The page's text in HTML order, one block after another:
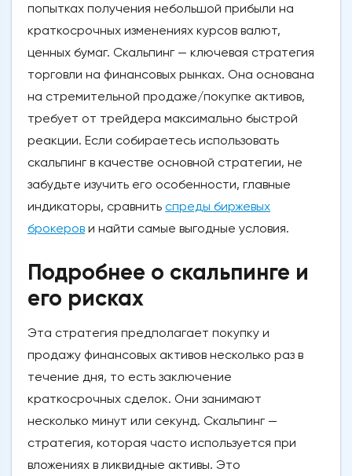
попытках получения небольшой прибыли на
краткосрочных изменениях курсов валют,
ценных бумаг. Скальпинг — ключевая стратегия
торговли на финансовых рынках. Она основана
на стремительной продаже/покупке активов,
требует от трейдера максимально быстрой
реакции. Если собираетесь использовать
скальпинг в качестве основной стратегии, не
забудьте изучить его особенности, главные
индикаторы, сравнить спреды биржевых
брокеров и найти самые выгодные условия.
Подробнее о скальпинге и
его рисках
Эта стратегия предполагает покупку и
продажу финансовых активов несколько раз в
течение дня, то есть заключение
краткосрочных сделок. Они занимают
несколько минут или секунд. Скальпинг —
стратегия, которая часто используется при
вложениях в ликвидные активы. Это